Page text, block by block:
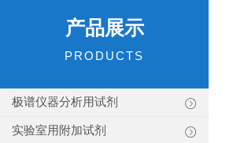
产品展示
PRODUCTS
极谱仪器分析用试剂
实验室用附加试剂